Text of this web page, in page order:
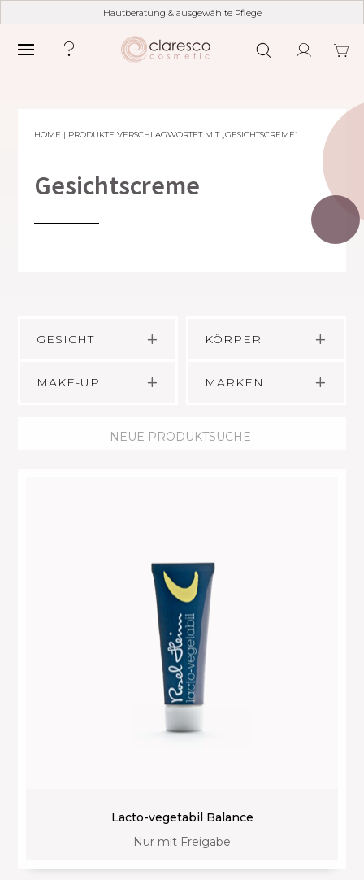
Hautberatung & ausgewählte Pflege
HOME | PRODUKTE VERSCHLAGWORTET MIT „GESICHTSCREME“
Gesichtscreme
GESICHT
MAKE-UP
KÖRPER
MARKEN
Lacto-vegetabil Balance
Nur mit Freigabe